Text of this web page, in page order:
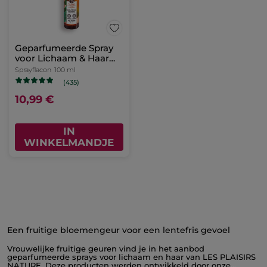
Geparfumeerde Spray
voor Lichaam & Haar
Mango & Koriander
Sprayflacon 100 ml
(435)
10,99 €
IN
WINKELMANDJE
Een fruitige bloemengeur voor een lentefris gevoel
Vrouwelijke fruitige geuren vind je in het aanbod
geparfumeerde sprays voor lichaam en haar van LES PLAISIRS
NATURE. Deze producten werden ontwikkeld door onze